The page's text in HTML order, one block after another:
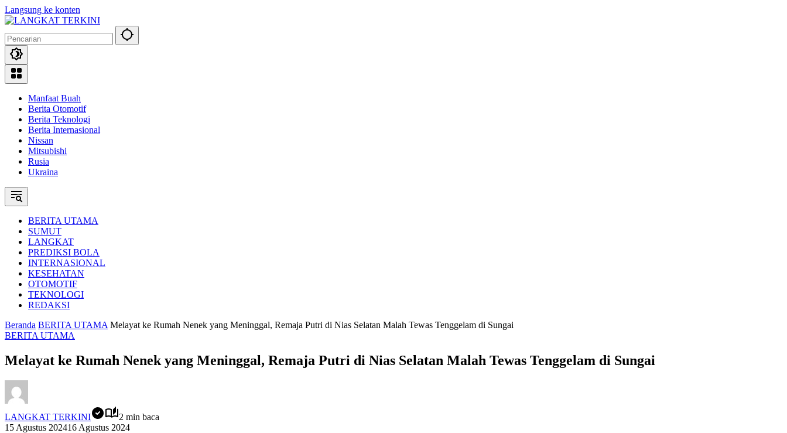
Langsung ke konten
Manfaat Buah
Berita Otomotif
Berita Teknologi
Berita Internasional
Nissan
Mitsubishi
Rusia
Ukraina
BERITA UTAMA
SUMUT
LANGKAT
PREDIKSI BOLA
INTERNASIONAL
KESEHATAN
OTOMOTIF
TEKNOLOGI
REDAKSI
Beranda BERITA UTAMA Melayat ke Rumah Nenek yang Meninggal, Remaja Putri di Nias Selatan Malah Tewas Tenggelam di Sungai
BERITA UTAMA
Melayat ke Rumah Nenek yang Meninggal, Remaja Putri di Nias Selatan Malah Tewas Tenggelam di Sungai
LANGKAT TERKINI
2 min baca
15 Agustus 202416 Agustus 2024